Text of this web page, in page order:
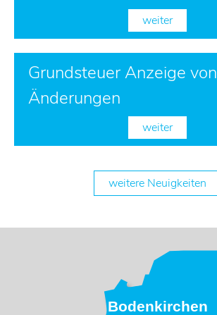
weiter
Grundsteuer Anzeige von
Änderungen
weiter
weitere Neuigkeiten
Bodenkirchen